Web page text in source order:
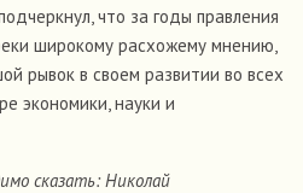
что за годы правления
широкому расхожему мнению,
рывок в своем развитии во всех
экономики, науки и
сказать: Николай